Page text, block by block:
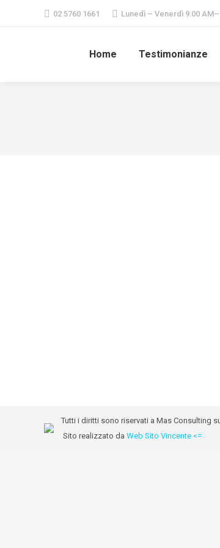
02 5760 1661 Lunedì – Venerdì 9:00
Home Testimonianze
Tutti i diritti sono riservati a Mas Consulting
Sito realizzato da Web Sito Vincente <=